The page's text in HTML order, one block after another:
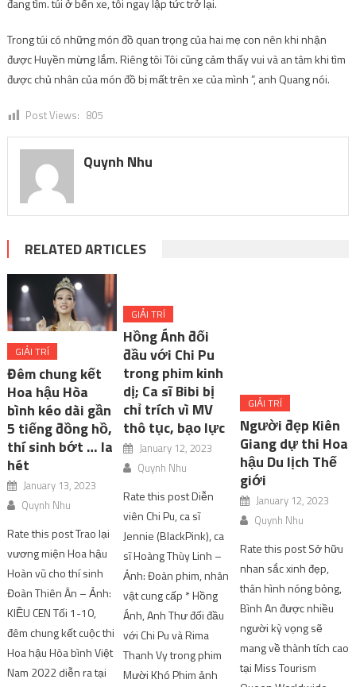
đang tìm. túi ở bến xe, tôi ngay lập tức trở lại.
Trong túi có những món đồ quan trọng của hai mẹ con nên khi nhận
được Huyền mừng lắm. Riêng tôiTôi cũng cảm thấy vui và an tâm khi tìm
được chủ nhân của món đồ bị mất trên xe của mình ”, anh Quang nói.
Post Views: 805
Quynh Nhu
RELATED ARTICLES
GIẢI TRÍ
Đêm chung kết
Hoa hậu Hòa
bình kéo dài gần
5 tiếng đồng hồ,
thí sinh bớt … la
hét
January 13, 2023
Quynh Nhu
Rate this post Trao lại
vương miện Hoa hậu
Hoàn vũ cho thí sinh
Đoàn Thiên Ân – Ảnh:
KIỀU CEN Tối 1-10,
đêm chung kết cuộc thi
Hoa hậu Hòa bình Việt
Nam 2022 diễn ra tại
GIẢI TRÍ
Hồng Ánh đối
đầu với Chi Pu
trong phim kinh
dị; Ca sĩ Bibi bị
chỉ trích vì MV
thô tục, bạo lực
January 12, 2023
Quynh Nhu
Rate this post Diễn
viên Chi Pu, ca sĩ
Jennie (BlackPink), ca
sĩ Hoàng Thùy Linh –
Ảnh: Đoàn phim, nhân
vật cung cấp * Hồng
Ánh, Anh Thư đối đầu
với Chi Pu và Rima
Thanh Vy trong phim
Mười Khó Phim ảnh
Giang dự thi Hoa
hậu Du lịch Thế
giới
January 12, 2023
Quynh Nhu
Rate this post Sở hữu
nhan sắc xinh đẹp,
Bình An được nhiều
người kỳ vọng sẽ
mang về thành tích cao
tại Miss Tourism
Queen Worldwide
2022 (Hoa hậu Du lịch
Thế giới 2022). Bình